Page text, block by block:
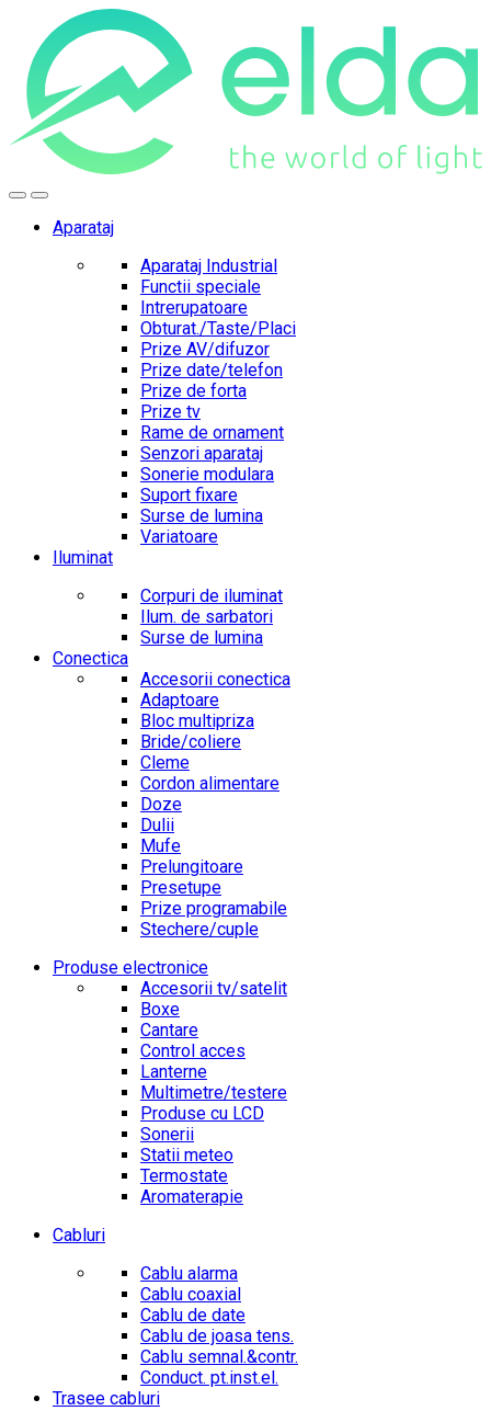
navigation
content
Aparataj
Aparataj Industrial
Functii speciale
Intrerupatoare
Obturat./Taste/Placi
Prize AV/difuzor
Prize date/telefon
Prize de forta
Prize tv
Rame de ornament
Senzori aparataj
Sonerie modulara
Suport fixare
Surse de lumina
Variatoare
Iluminat
Corpuri de iluminat
Ilum. de sarbatori
Surse de lumina
Conectica
Accesorii conectica
Adaptoare
Bloc multipriza
Bride/coliere
Cleme
Cordon alimentare
Doze
Dulii
Mufe
Prelungitoare
Presetupe
Prize programabile
Stechere/cuple
Produse electronice
Accesorii tv/satelit
Boxe
Cantare
Control acces
Lanterne
Multimetre/testere
Produse cu LCD
Sonerii
Statii meteo
Termostate
Aromaterapie
Cabluri
Cablu alarma
Cablu coaxial
Cablu de date
Cablu de joasa tens.
Cablu semnal.&contr.
Conduct. pt.inst.el.
Trasee cabluri